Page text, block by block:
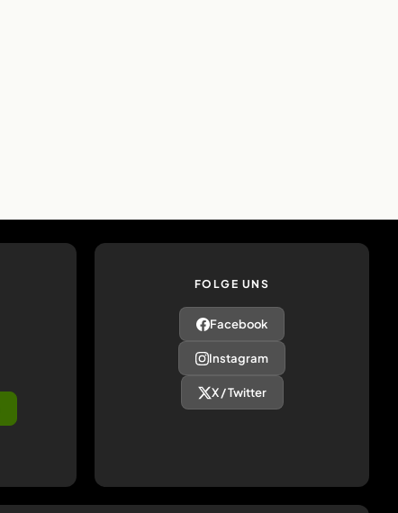
FOLGE UNS
Facebook
Instagram
X / Twitter